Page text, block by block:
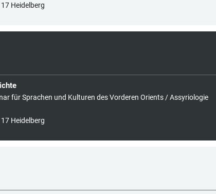
Heidelberg
für Sprachen und Kulturen des Vorderen Orients / Assyriologie
Heidelberg